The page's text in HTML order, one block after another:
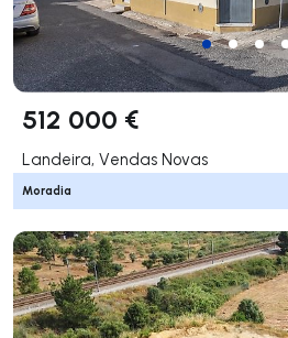
512 000 €
Landeira, Vendas Novas
Moradia